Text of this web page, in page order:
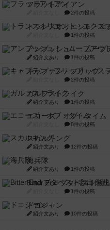
フラットアイアン
2件の投稿
トランスオリエント・エ
1件の投稿
アンブッシュ！：ムーブ
紹介文あり 1件の投稿
キャプテン・フリップ：
2件の投稿
ガルフストライク
紹介文あり 1件の投稿
エコーズ・オブ・タイム
8件の投稿
スカルキング
紹介文あり 12件の投稿
海兵隊
紹介文あり 1件の投稿
Bitter End ブタペスト救
1件の投稿
ドコジャン
紹介文あり 10件の投稿